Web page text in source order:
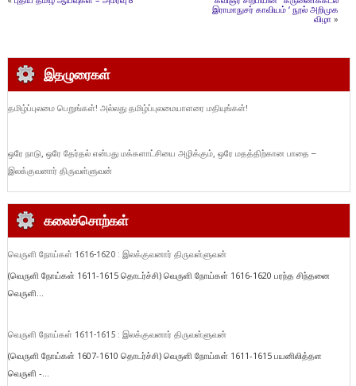
இராமாநுசர் காவியம் ‘ நூல் அறிமுக
விழா »
இதழுரைகள்
தமிழ்ப்புலமை பெறுங்கள்! அல்லது தமிழ்ப்புலமையாளரை மதியுங்கள்!
ஒரே நாடு, ஒரே தேர்தல் என்பது மக்களாட்சியை அழிக்கும், ஒரே மதத்திற்கான பாதை –
இலக்குவனார் திருவள்ளுவன்
கலைச்சொற்கள்
வெருளி நோய்கள் 1616-1620 : இலக்குவனார் திருவள்ளுவன்
(வெருளி நோய்கள் 1611-1615 தொடர்ச்சி) வெருளி நோய்கள் 1616-1620 பரந்த சிந்தனை
வெருளி...
வெருளி நோய்கள் 1611-1615 : இலக்குவனார் திருவள்ளுவன்
(வெருளி நோய்கள் 1607-1610 தொடர்ச்சி) வெருளி நோய்கள் 1611-1615 பயனிலித்தள
வெருளி -...